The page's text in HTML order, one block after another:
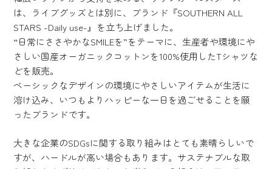
は、ライブグッズとは別に、ブランド『SOUTHERN ALL
STARS -Daily use-』を立ち上げました。
“日常にささやかなSMILEを”をテーマに、生産者や環境にや
さしい国産オーガニックコットンを100%使用したTシャツな
どを販売。
ベーシックなデザインの環境にやさしいアイテムが生活に
溶け込み、いつもよりハッピーな一日を過ごせることを願
ったブランドです。
大きな企業のSDGsに関する取り組みはとても素晴らしいで
すが、ハードルが高い場合もあります。サステナブルな取